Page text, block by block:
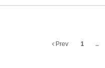
Prev 1 ...